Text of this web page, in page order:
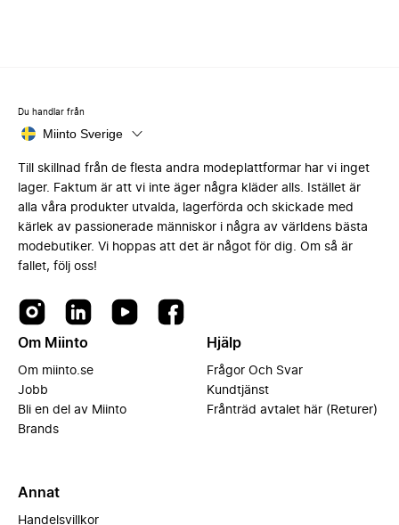
Du handlar från
Miinto Sverige
Till skillnad från de flesta andra modeplattformar har vi inget
lager. Faktum är att vi inte äger några kläder alls. Istället är
alla våra produkter utvalda, lagerförda och skickade med
kärlek av passionerade människor i några av världens bästa
modebutiker. Vi hoppas att det är något för dig. Om så är
fallet, följ oss!
Om Miinto
Om miinto.se
Jobb
Bli en del av Miinto
Brands
Hjälp
Frågor Och Svar
Kundtjänst
Frånträd avtalet här (Returer)
Annat
Handelsvillkor